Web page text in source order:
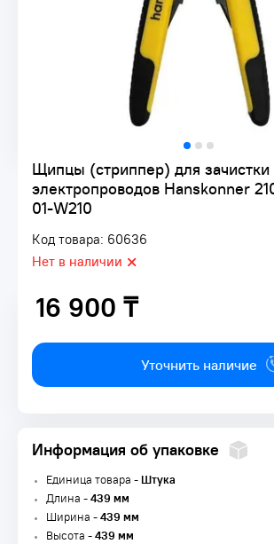
Щипцы (стриппер) для зачистки
электропроводов Hanskonner
01-W210
Код товара: 60636
Нет в наличии
16 900 ₸
16 900 ₸
Уточнить наличие
Информация об упаковке
Единица товара -Штука
Длина -439 мм
Ширина -439 мм
Высота -439 мм